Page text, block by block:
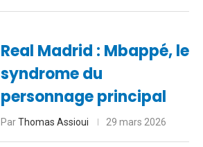
Real Madrid : Mbappé, le
syndrome du
personnage principal
ParThomas Assioui 29 mars 2026